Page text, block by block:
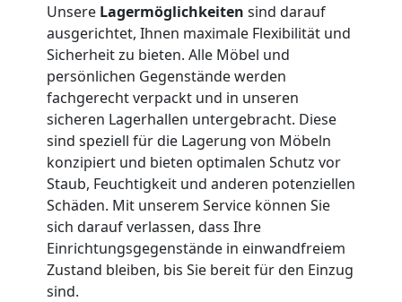
Unsere Lagermöglichkeiten sind darauf
ausgerichtet, Ihnen maximale Flexibilität und
Sicherheit zu bieten. Alle Möbel und
persönlichen Gegenstände werden
fachgerecht verpackt und in unseren
sicheren Lagerhallen untergebracht. Diese
sind speziell für die Lagerung von Möbeln
konzipiert und bieten optimalen Schutz vor
Staub, Feuchtigkeit und anderen potenziellen
Schäden. Mit unserem Service können Sie
sich darauf verlassen, dass Ihre
Einrichtungsgegenstände in einwandfreiem
Zustand bleiben, bis Sie bereit für den Einzug
sind.
Nationaler
Umzug